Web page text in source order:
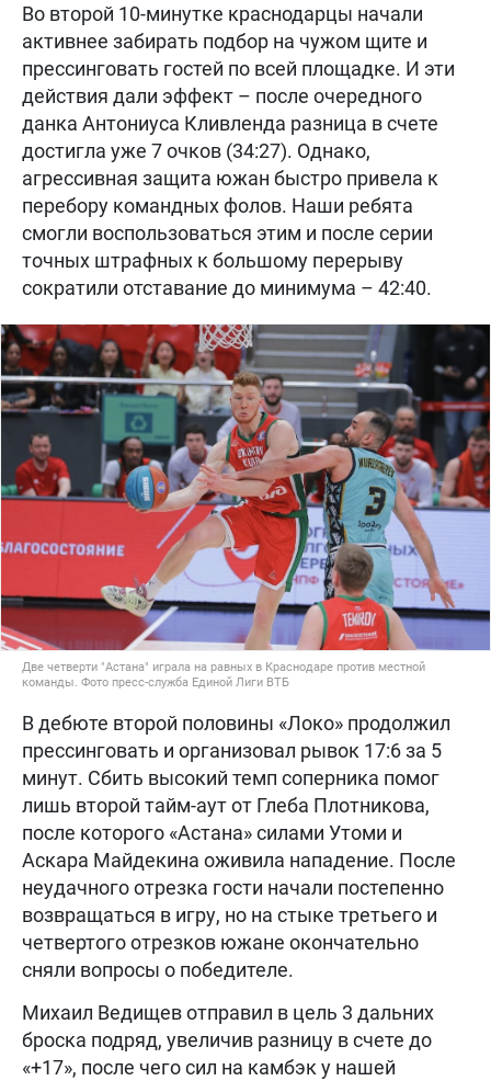
Во второй 10-минутке краснодарцы начали
активнее забирать подбор на чужом щите и
прессинговать гостей по всей площадке. И эти
действия дали эффект – после очередного
данка Антониуса Кливленда разница в счете
достигла уже 7 очков (34:27). Однако,
агрессивная защита южан быстро привела к
перебору командных фолов. Наши ребята
смогли воспользоваться этим и после серии
точных штрафных к большому перерыву
сократили отставание до минимума – 42:40.
Две четверти "Астана" играла на равных в Краснодаре против местной
команды. Фото пресс-служба Единой Лиги ВТБ
В дебюте второй половины «Локо» продолжил
прессинговать и организовал рывок 17:6 за 5
минут. Сбить высокий темп соперника помог
лишь второй тайм-аут от Глеба Плотникова,
после которого «Астана» силами Утоми и
Аскара Майдекина оживила нападение. После
неудачного отрезка гости начали постепенно
возвращаться в игру, но на стыке третьего и
четвертого отрезков южане окончательно
сняли вопросы о победителе.
Михаил Ведищев отправил в цель 3 дальних
броска подряд, увеличив разницу в счете до
«+17», после чего сил на камбэк у нашей